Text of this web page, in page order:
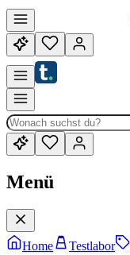
Menü
Home Testlabor